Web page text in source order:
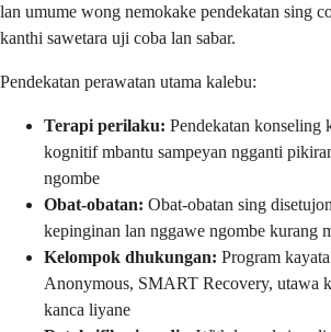
lan umume wong nemokake pendekatan sing
kanthi sawetara uji coba lan sabar.
Pendekatan perawatan utama kalebu:
Terapi perilaku: Pendekatan konseling
kognitif mbantu sampeyan ngganti
ngombe
Obat-obatan: Obat-obatan sing
kepinginan lan nggawe ngombe kurang
Kelompok dhukungan: Program
Anonymous, SMART Recovery, utawa
kanca liyane